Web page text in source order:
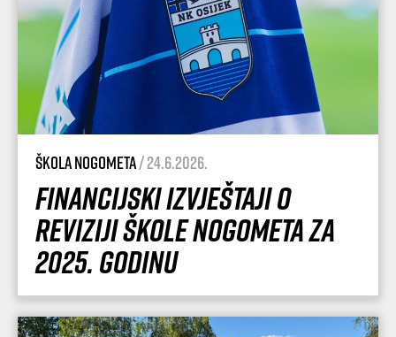
Škola nogometa/ 24.6.2026.
Financijski izvještaji o
reviziji Škole nogometa za
2025. godinu